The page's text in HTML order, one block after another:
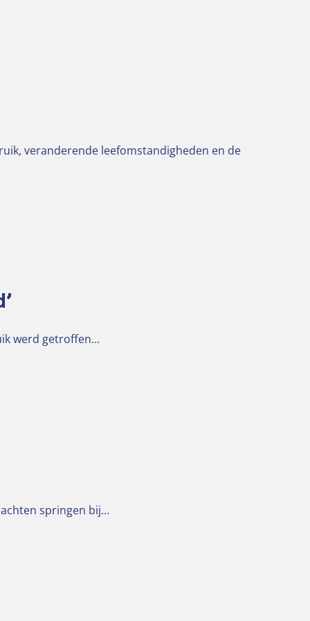
veranderende leefomstandigheden en de
werd getroffen…
springen bij…